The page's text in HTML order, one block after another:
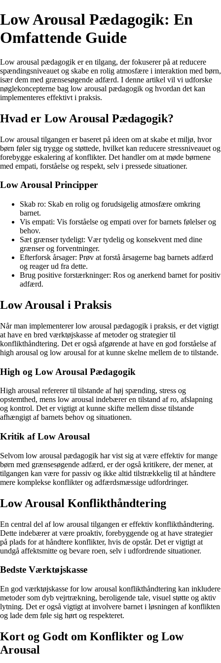
Low Arousal Pædagogik: En
Omfattende Guide
Low arousal pædagogik er en tilgang, der fokuserer på at reducere
spændingsniveauet og skabe en rolig atmosfære i interaktion med børn,
især dem med grænsesøgende adfærd. I denne artikel vil vi udforske
nøglekoncepterne bag low arousal pædagogik og hvordan det kan
implementeres effektivt i praksis.
Hvad er Low Arousal Pædagogik?
Low arousal tilgangen er baseret på ideen om at skabe et miljø, hvor
børn føler sig trygge og støttede, hvilket kan reducere stressniveauet og
forebygge eskalering af konflikter. Det handler om at møde børnene
med empati, forståelse og respekt, selv i pressede situationer.
Low Arousal Principper
Skab ro: Skab en rolig og forudsigelig atmosfære omkring
barnet.
Vis empati: Vis forståelse og empati over for barnets følelser og
behov.
Sæt grænser tydeligt: Vær tydelig og konsekvent med dine
grænser og forventninger.
Efterforsk årsager: Prøv at forstå årsagerne bag barnets adfærd
og reager ud fra dette.
Brug positive forstærkninger: Ros og anerkend barnet for positiv
adfærd.
Low Arousal i Praksis
Når man implementerer low arousal pædagogik i praksis, er det vigtigt
at have en bred værktøjskasse af metoder og strategier til
konflikthåndtering. Det er også afgørende at have en god forståelse af
high arousal og low arousal for at kunne skelne mellem de to tilstande.
High og Low Arousal Pædagogik
High arousal refererer til tilstande af høj spænding, stress og
opstemthed, mens low arousal indebærer en tilstand af ro, afslapning
og kontrol. Det er vigtigt at kunne skifte mellem disse tilstande
afhængigt af barnets behov og situationen.
Kritik af Low Arousal
Selvom low arousal pædagogik har vist sig at være effektiv for mange
børn med grænsesøgende adfærd, er der også kritikere, der mener, at
tilgangen kan være for passiv og ikke altid tilstrækkelig til at håndtere
mere komplekse konflikter og adfærdsmæssige udfordringer.
Low Arousal Konflikthåndtering
En central del af low arousal tilgangen er effektiv konflikthåndtering.
Dette indebærer at være proaktiv, forebyggende og at have strategier
på plads for at håndtere konflikter, hvis de opstår. Det er vigtigt at
undgå affektsmitte og bevare roen, selv i udfordrende situationer.
Bedste Værktøjskasse
En god værktøjskasse for low arousal konflikthåndtering kan inkludere
metoder som dyb vejrtrækning, beroligende tale, visuel støtte og aktiv
lytning. Det er også vigtigt at involvere barnet i løsningen af konflikten
og lade dem føle sig hørt og respekteret.
Kort og Godt om Konflikter og Low
Arousal